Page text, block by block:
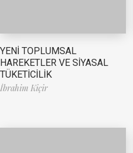
YENİ TOPLUMSAL
HAREKETLER VE SİYASAL
TÜKETİCİLİK
İbrahim Kiçir